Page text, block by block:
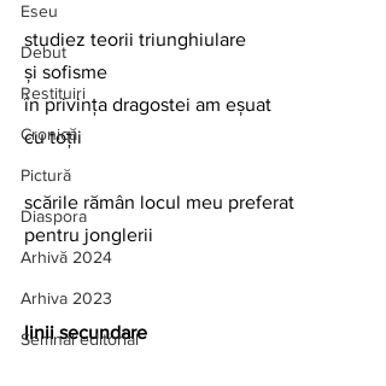
Eseu
Debut
Restituiri
Cronică
Pictură
Diaspora
Arhivă 2024
Arhiva 2023
Semnal editorial
studiez teorii triunghiulare
și sofisme
în privința dragostei am eșuat
cu toții
scările rămân locul meu preferat
pentru jonglerii
linii secundare